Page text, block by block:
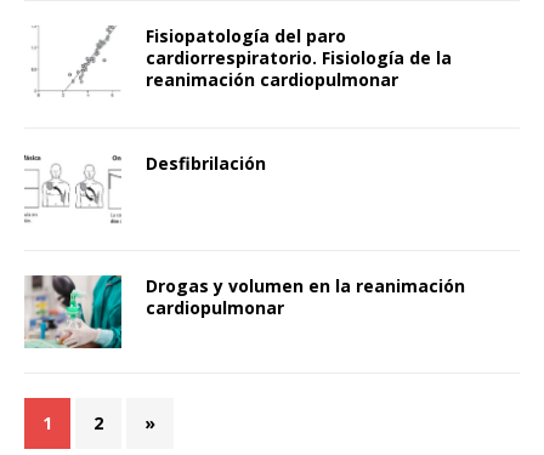
Fisiopatología del paro
cardiorrespiratorio. Fisiología de la
reanimación cardiopulmonar
Desfibrilación
Drogas y volumen en la reanimación
cardiopulmonar
1 2 »